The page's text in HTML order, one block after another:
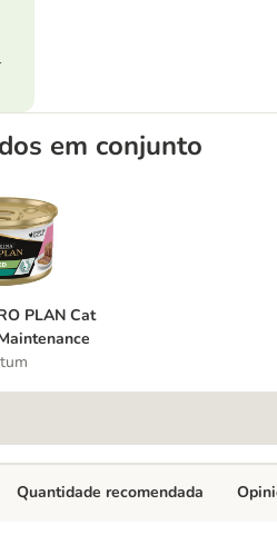
em conjunto
Duo pato e fígado
PLAN Cat Sterilised Maintenance
PLAN Cat
Quantidade recomendada